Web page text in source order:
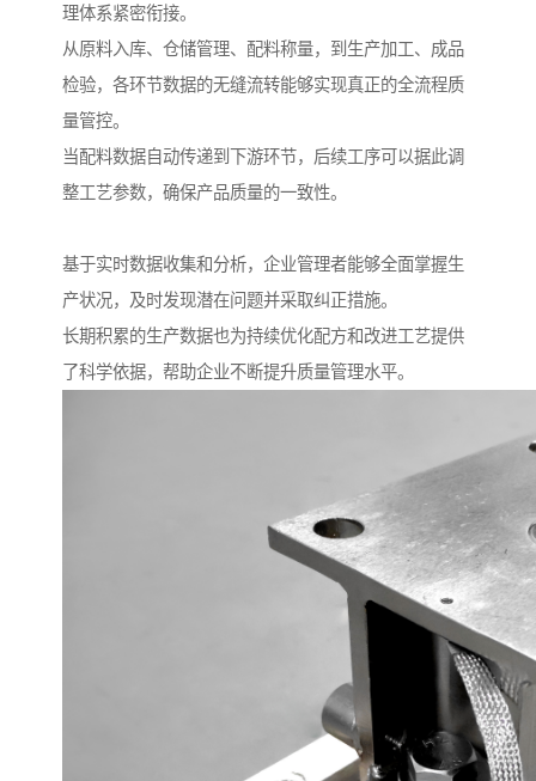
理体系紧密衔接。
从原料入库、仓储管理、配料称量，到生产加工、成品
检验，各环节数据的无缝流转能够实现真正的全流程质
量管控。
当配料数据自动传递到下游环节，后续工序可以据此调
整工艺参数，确保产品质量的一致性。
基于实时数据收集和分析，企业管理者能够全面掌握生
产状况，及时发现潜在问题并采取纠正措施。
长期积累的生产数据也为持续优化配方和改进工艺提供
了科学依据，帮助企业不断提升质量管理水平。